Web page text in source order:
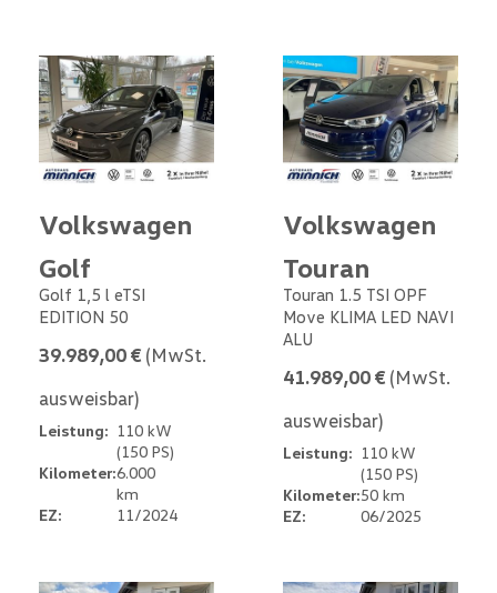
Volkswagen
Golf
Golf 1,5 l eTSI
EDITION 50
39.989,00 € (MwSt.
ausweisbar)
Leistung: 110 kW
(150 PS)
Kilometer:6.000
km
EZ:
11/2024
Volkswagen
Touran
Touran 1.5 TSI OPF
Move KLIMA LED NAVI
ALU
41.989,00 € (MwSt.
ausweisbar)
Leistung: 110 kW
(150 PS)
Kilometer:50 km
EZ:
06/2025